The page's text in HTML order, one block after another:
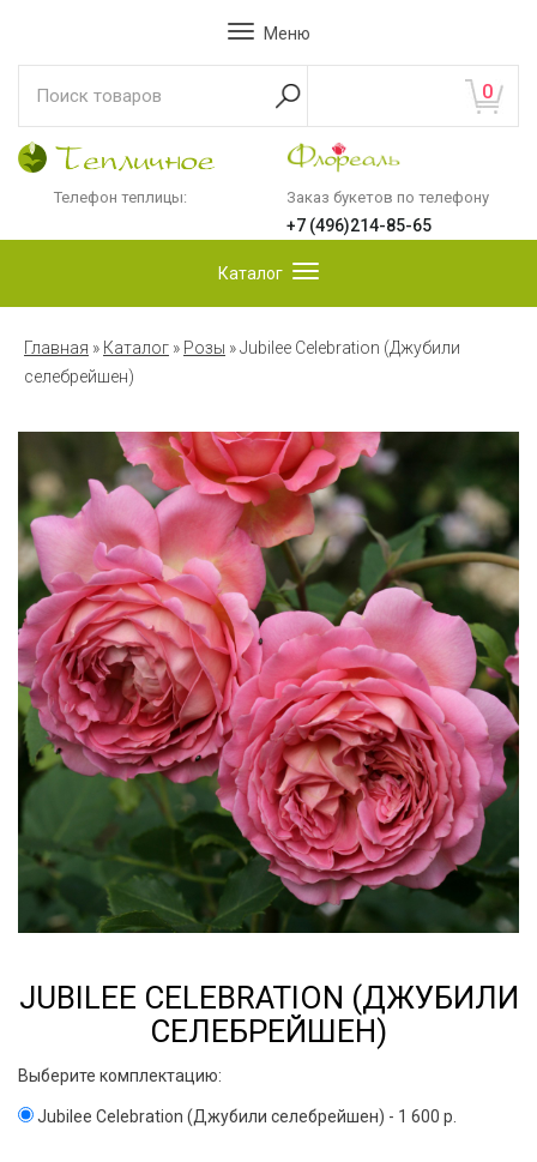
Меню
0
Телефон теплицы: Заказ букетов по телефону
+7 (496)214-85-65
Каталог
Главная » Каталог » Розы »Jubilee Celebration (Джубили
селебрейшен)
JUBILEE CELEBRATION (ДЖУБИЛИ
СЕЛЕБРЕЙШЕН)
Выберите комплектацию:
Jubilee Celebration (Джубили селебрейшен) - 1 600 р.